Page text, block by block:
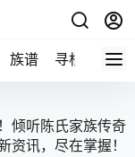
族谱 寻根
倾听陈氏家族传奇
讯，尽在掌握！